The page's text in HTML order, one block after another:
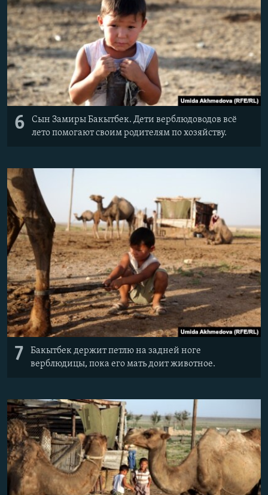
6
Сын Замиры Бакытбек. Дети верблюдоводов всё
лето помогают своим родителям по хозяйству.
7
Бакытбек держит петлю на задней ноге
верблюдицы, пока его мать доит животное.